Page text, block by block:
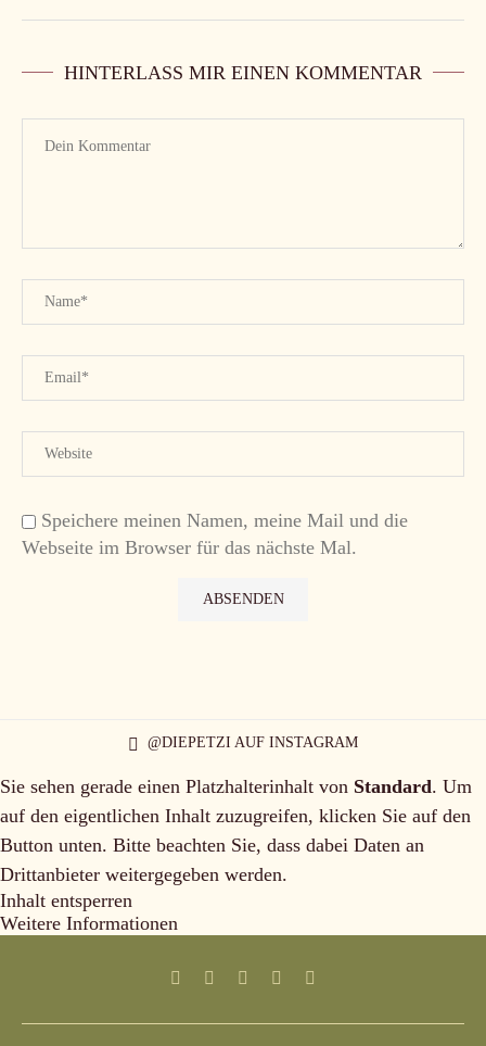
HINTERLASS MIR EINEN KOMMENTAR
Speichere meinen Namen, meine Mail und die
Webseite im Browser für das nächste Mal.
@DIEPETZI AUF INSTAGRAM
Sie sehen gerade einen Platzhalterinhalt von Standard. Um
auf den eigentlichen Inhalt zuzugreifen, klicken Sie auf den
Button unten. Bitte beachten Sie, dass dabei Daten an
Drittanbieter weitergegeben werden.
Inhalt entsperren
Weitere Informationen